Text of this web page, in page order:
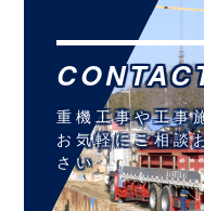
重機工事や工事
お気軽にご相談
さい